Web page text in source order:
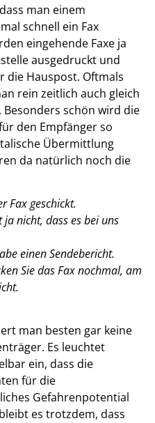
man einem
schnell ein Fax
eingehende Faxe ja
ausgedruckt und
die Hauspost. Oftmals
rein zeitlich auch gleich
schön wird die
den Empfänger so
Übermittlung
da natürlich noch die
Fax geschickt.
nicht, dass es bei uns
einen Sendebericht.
Sie das Fax nochmal, am
man besten gar keine
Es leuchtet
ein, dass die
für die
Gefahrenpotential
es trotzdem, dass